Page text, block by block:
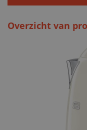
Overzicht van